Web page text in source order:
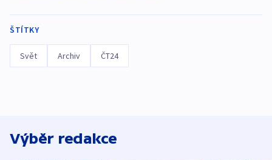
ŠTÍTKY
Svět Archiv ČT24
Výběr redakce